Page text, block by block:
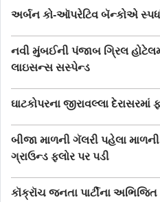
અર્બન કો-ઑપરેટિવ બૅન્કોએ
નવી મુંબઈની પંજાબ ગ્રિલ
લાઇસન્સ સસ્પેન્ડ
ઘાટકોપરના જીરાવલ્લા દેરાસરમાં
બીજા માળની ગૅલરી પહેલા
ગ્રાઉન્ડ ફ્લોર પર પડી
કૉક્રૉચ જનતા પાર્ટીના